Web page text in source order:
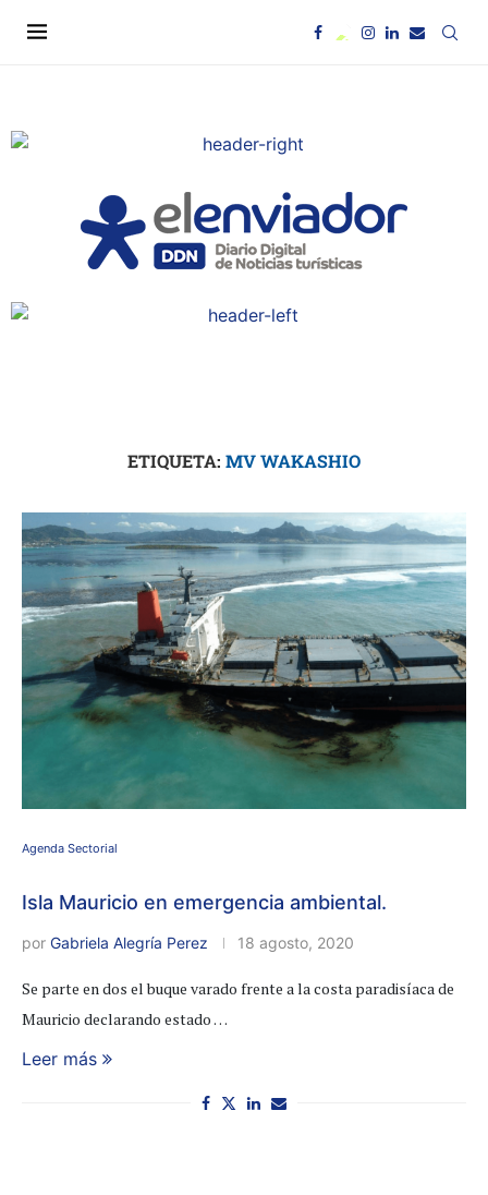
ETIQUETA: MV WAKASHIO
Agenda Sectorial
Isla Mauricio en emergencia ambiental.
por Gabriela Alegría Perez 18 agosto, 2020
Se parte en dos el buque varado frente a la costa paradisíaca de
Mauricio declarando estado …
Leer más